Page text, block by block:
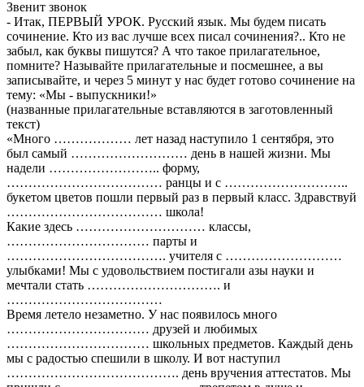
Звенит звонок
- Итак, ПЕРВЫЙ УРОК. Русский язык. Мы будем писать
сочинение. Кто из вас лучше всех писал сочинения?.. Кто не
забыл, как буквы пишутся? А что такое прилагательное,
помните? Называйте прилагательные и посмешнее, а вы
записывайте, и через 5 минут у нас будет готово сочинение на
тему: «Мы - выпускники!»
(названные прилагательные вставляются в заготовленный
текст)
«Много ……………… лет назад наступило 1 сентября, это
был самый ……………………… день в нашей жизни. Мы
надели …………………….. форму,
……………………………… ранцы и с ………………………..
букетом цветов пошли первый раз в первый класс. Здравствуй
……………………………… школа!
Какие здесь ………………………… классы,
…………………………… парты и
………………………………. учителя с ………………………
улыбками! Мы с удовольствием постигали азы науки и
мечтали стать …………………………. и
………………………………
Время летело незаметно. У нас появилось много
…………………………… друзей и любимых
…………………………… школьных предметов. Каждый день
мы с радостью спешили в школу. И вот наступил
…………………………………. день вручения аттестатов. Мы